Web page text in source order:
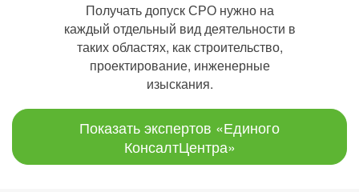
Получать допуск СРО нужно на
каждый отдельный вид деятельности в
таких областях, как строительство,
проектирование, инженерные
изыскания.
Показать экспертов «Единого
КонсалтЦентра»